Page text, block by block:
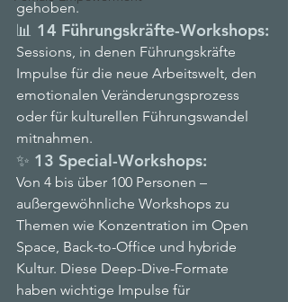
gehoben.
📊 14 Führungskräfte-Workshops:
Sessions, in denen Führungskräfte
Impulse für die neue Arbeitswelt, den
emotionalen Veränderungsprozess
oder für kulturellen Führungswandel
mitnahmen.
✨ 13 Special-Workshops:
Von 4 bis über 100 Personen –
außergewöhnliche Workshops zu
Themen wie Konzentration im Open
Space, Back-to-Office und hybride
Kultur. Diese Deep-Dive-Formate
haben wichtige Impulse für